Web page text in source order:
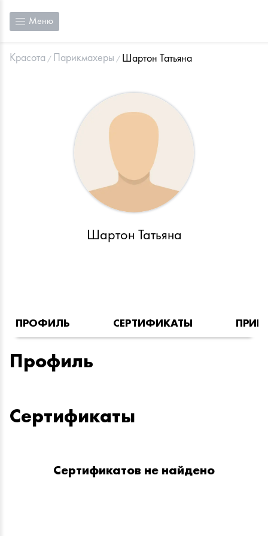
Меню
Красота Парикмахеры Шартон Татьяна
Шартон Татьяна
ПРОФИЛЬ СЕРТИФИКАТЫ
Профиль
Сертификаты
Сертификатов не найдено